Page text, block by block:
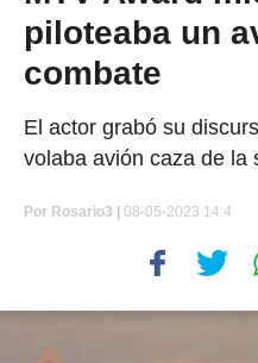
piloteaba un
combate
El actor grabó su
volaba avión caza de la
Por Rosario3 | 08-05-2023 14:4